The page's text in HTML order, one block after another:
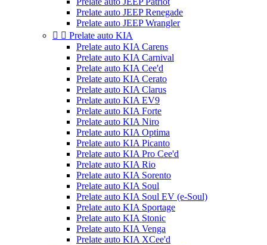
Prelate auto JEEP Renegade
Prelate auto JEEP Wrangler
  Prelate auto KIA
Prelate auto KIA Carens
Prelate auto KIA Carnival
Prelate auto KIA Cee'd
Prelate auto KIA Cerato
Prelate auto KIA Clarus
Prelate auto KIA EV9
Prelate auto KIA Forte
Prelate auto KIA Niro
Prelate auto KIA Optima
Prelate auto KIA Picanto
Prelate auto KIA Pro Cee'd
Prelate auto KIA Rio
Prelate auto KIA Sorento
Prelate auto KIA Soul
Prelate auto KIA Soul EV (e-Soul)
Prelate auto KIA Sportage
Prelate auto KIA Stonic
Prelate auto KIA Venga
Prelate auto KIA XCee'd